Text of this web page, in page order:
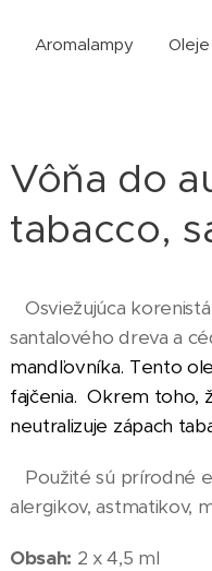
Aromalampy
Vôňa do
tabacco,
Osviežujúca
santalového dreva a
mandľovníka. Tento
fajčenia. Okrem toho,
neutralizuje zápach
Použité sú prírodné
alergikov, astmatikov,
Obsah: 2 x 4,5 ml